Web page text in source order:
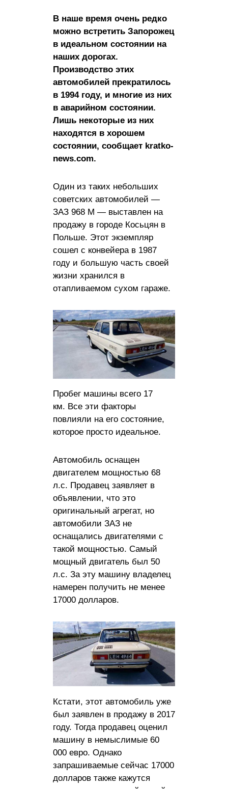
В наше время очень редко
можно встретить Запорожец
в идеальном состоянии на
наших дорогах.
Производство этих
автомобилей прекратилось
в 1994 году, и многие из них
в аварийном состоянии.
Лишь некоторые из них
находятся в хорошем
состоянии, сообщает kratko-
news.com.
Один из таких небольших
советских автомобилей —
ЗАЗ 968 М — выставлен на
продажу в городе Косьцян в
Польше. Этот экземпляр
сошел с конвейера в 1987
году и большую часть своей
жизни хранился в
отапливаемом сухом гараже.
Пробег машины всего 17
км. Все эти факторы
повлияли на его состояние,
которое просто идеальное.
Автомобиль оснащен
двигателем мощностью 68
л.с. Продавец заявляет в
объявлении, что это
оригинальный агрегат, но
автомобили ЗАЗ не
оснащались двигателями с
такой мощностью. Самый
мощный двигатель был 50
л.с. За эту машину владелец
намерен получить не менее
17000 долларов.
Кстати, этот автомобиль уже
был заявлен в продажу в 2017
году. Тогда продавец оценил
машину в немыслимые 60
000 евро. Однако
запрашиваемые сейчас 17000
долларов также кажутся